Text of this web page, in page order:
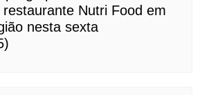
restaurante Nutri Food em
nesta sexta